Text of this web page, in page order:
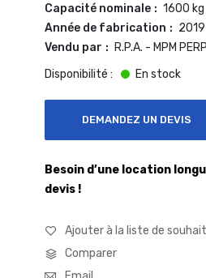
Capacité nominale
1600 kg
Année de fabrication
2019
Vendu par
R.P.A. - MPM
En stock
DEMANDEZ UN DEVIS
Besoin d’une location
devis !
Ajouter à la liste de
Comparer